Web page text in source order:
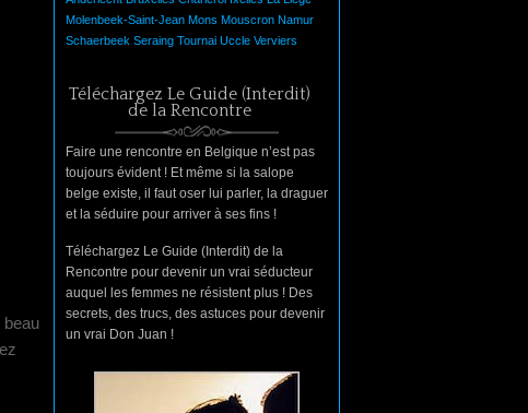
beau
Molenbeek-Saint-Jean Mons Mouscron Namur
Schaerbeek Seraing Tournai Uccle Verviers
Téléchargez Le Guide (Interdit)
de la Rencontre
Faire une rencontre en Belgique n’est pas
toujours évident ! Et même si la salope
belge existe, il faut oser lui parler, la draguer
et la séduire pour arriver à ses fins !
Téléchargez Le Guide (Interdit) de la
Rencontre pour devenir un vrai séducteur
auquel les femmes ne résistent plus ! Des
secrets, des trucs, des astuces pour devenir
un vrai Don Juan !